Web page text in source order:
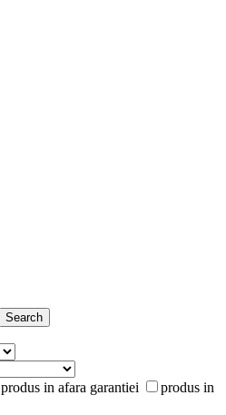
produs in afara garantiei
produs in